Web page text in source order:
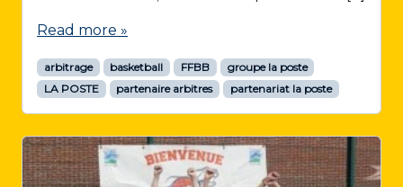
Read more »
arbitrage basketball FFBB
groupe la poste
LA POSTE
partenaire arbitres partenariat la poste